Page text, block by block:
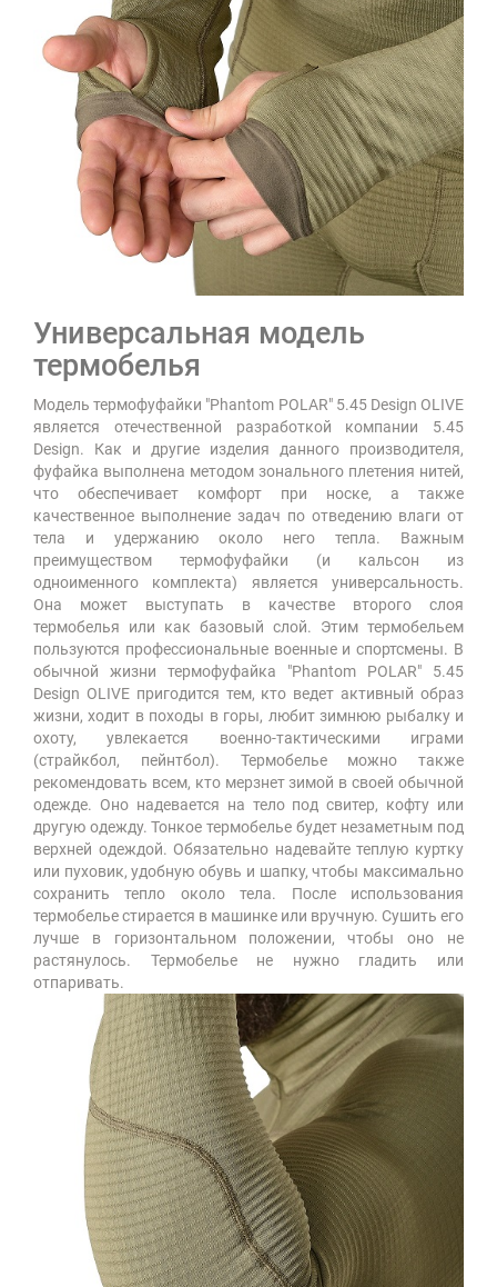
Универсальная модель
термобелья
Модель термофуфайки "Phantom POLAR" 5.45 Design OLIVE
является отечественной разработкой компании 5.45
Design. Как и другие изделия данного производителя,
фуфайка выполнена методом зонального плетения нитей,
что обеспечивает комфорт при носке, а также
качественное выполнение задач по отведению влаги от
тела и удержанию около него тепла. Важным
преимуществом термофуфайки (и кальсон из
одноименного комплекта) является универсальность.
Она может выступать в качестве второго слоя
термобелья или как базовый слой. Этим термобельем
пользуются профессиональные военные и спортсмены. В
обычной жизни термофуфайка "Phantom POLAR" 5.45
Design OLIVE пригодится тем, кто ведет активный образ
жизни, ходит в походы в горы, любит зимнюю рыбалку и
охоту, увлекается военно-тактическими играми
(страйкбол, пейнтбол). Термобелье можно также
рекомендовать всем, кто мерзнет зимой в своей обычной
одежде. Оно надевается на тело под свитер, кофту или
другую одежду. Тонкое термобелье будет незаметным под
верхней одеждой. Обязательно надевайте теплую куртку
или пуховик, удобную обувь и шапку, чтобы максимально
сохранить тепло около тела. После использования
термобелье стирается в машинке или вручную. Сушить его
лучше в горизонтальном положении, чтобы оно не
растянулось. Термобелье не нужно гладить или
отпаривать.